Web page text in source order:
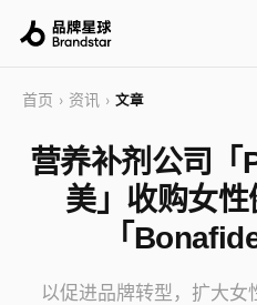
首页 › 资讯 › 文章
营养补剂公司
美」收购女
「
以促进品牌转型，扩大女